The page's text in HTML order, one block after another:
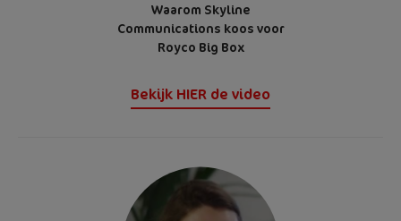
Waarom Skyline
Communications koos voor
Royco Big Box
Bekijk HIER de video